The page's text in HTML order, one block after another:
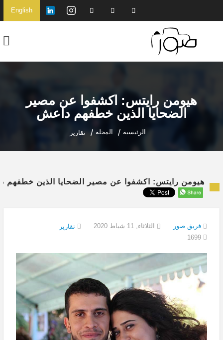
English
هيومن رايتس: اكشفوا عن مصير
الضحايا الذين خطفهم داعش
الرئيسية المجلة تقارير
هيومن رايتس: اكشفوا عن مصير الضحايا الذين خطفهم
فريق صور الثلاثاء, 11 شباط 2020
تقارير